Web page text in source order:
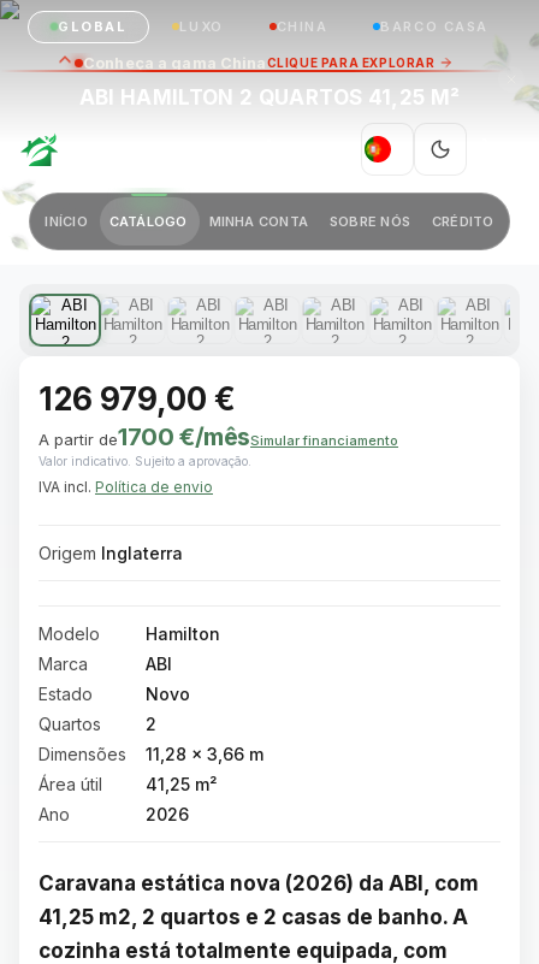
GLOBAL LUXO CHINA BARCO CASA
PT
INÍCIO CATÁLOGO MINHA CONTA SOBRE NÓS CRÉDITO
ABI HAMILTON 2 QUARTOS 41,25 M²
1 / 13
126 979,00 €
A partir de1700 €/mêsSimular financiamento
Valor indicativo. Sujeito a aprovação.
IVA incl. Política de envio
Origem Inglaterra
Modelo
Hamilton
Marca
ABI
Estado
Novo
Quartos
2
Dimensões
11,28 × 3,66 m
Área útil
41,25 m²
Ano
2026
Caravana estática nova (2026) da ABI, com
41,25 m2, 2 quartos e 2 casas de banho. A
cozinha está totalmente equipada, com
Conheça a gama ChinaCLIQUE PARA EXPLORAR